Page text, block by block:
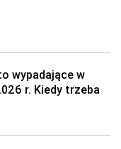
wypadające w
r. Kiedy trzeba